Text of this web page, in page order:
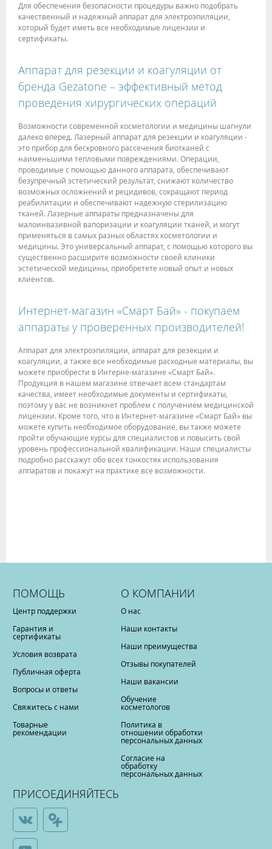
Для обеспечения безопасности процедуры важно подобрать
качественный и надежный аппарат для электроэпиляции,
который будет иметь все необходимые лицензии и
сертификаты.
Аппарат для резекции и коагуляции от
бренда Gezatone – эффективный метод
проведения хирургических операций
Возможности современной косметологии и медицины шагнули
далеко вперед. Лазерный аппарат для резекции и коагуляции -
это прибор для бескровного рассечения биотканей с
наименьшими тепловыми повреждениями. Операции,
проводимые с помощью данного аппарата, обеспечивают
безупречный эстетический результат, снижают количество
возможных осложнений и рецидивов, сокращают период
реабилитации и обеспечивают надежную стерилизацию
тканей. Лазерные аппараты предназначены для
малоинвазивной вапоризации и коагуляции тканей, и могут
применяться в самых разных областях косметологии и
медицины. Это универсальный аппарат, с помощью которого вы
существенно расширите возможности своей клиники
эстетической медицины, приобретете новый опыт и новых
клиентов.
Интернет-магазин «Смарт Бай» - покупаем
аппараты у проверенных производителей!
Аппарат для электроэпиляции, аппарат для резекции и
коагуляции, а также все необходимые расходные материалы, вы
можете приобрести в Интерне-магазине «Смарт Бай».
Продукция в нашем магазине отвечает всем стандартам
качества, имеет необходимые документы и сертификаты,
поэтому у вас не возникнет проблем с получением медицинской
лицензии. Кроме того, что в Интернет-магазине «Смарт Бай» вы
можете купить необходимое оборудование, вы также можете
пройти обучающие курсы для специалистов и повысить свой
уровень профессиональной квалификации. Наши специалисты
подробно расскажут обо всех тонкостях использования
аппаратов и покажут на практике все возможности.
ПОМОЩЬ
Центр поддержки
Гарантия и
сертификаты
Условия возврата
Публичная оферта
Вопросы и ответы
Свяжитесь с нами
Товарные
рекомендации
О КОМПАНИИ
О нас
Наши контакты
Наши преимущества
Отзывы покупателей
Наши вакансии
Обучение
косметологов
Политика в
отношении обработки
персональных данных
Согласие на
обработку
персональных данных
ПРИСОЕДИНЯЙТЕСЬ